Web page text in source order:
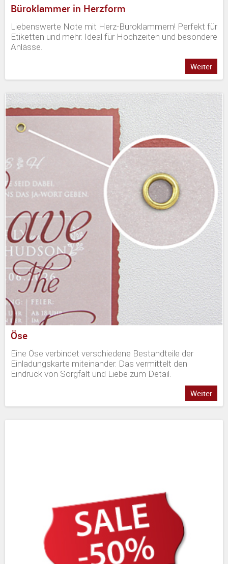
Büroklammer in Herzform
Liebenswerte Note mit Herz-Büroklammern! Perfekt für
Etiketten und mehr. Ideal für Hochzeiten und besondere
Anlässe.
Weiter
Öse
Eine Öse verbindet verschiedene Bestandteile der
Einladungskarte miteinander. Das vermittelt den
Eindruck von Sorgfalt und Liebe zum Detail.
Weiter